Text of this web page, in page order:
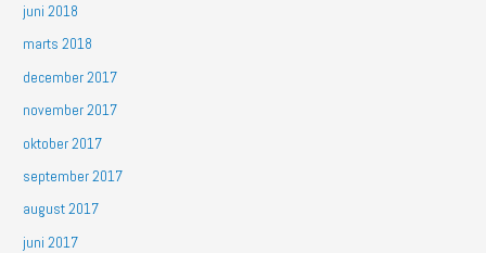
juni 2018
marts 2018
december 2017
november 2017
oktober 2017
september 2017
august 2017
juni 2017